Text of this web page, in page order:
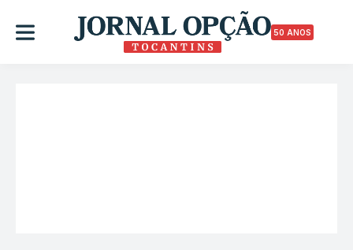
50 ANOS